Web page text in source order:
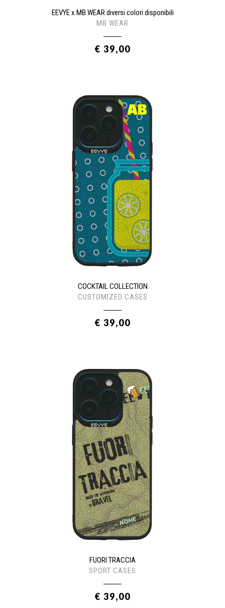
EEVYE x MB WEAR diversi colori disponibili
MB WEAR
€ 39,00
COCKTAIL COLLECTION
CUSTOMIZED CASES
€ 39,00
FUORI TRACCIA
SPORT CASES
€ 39,00